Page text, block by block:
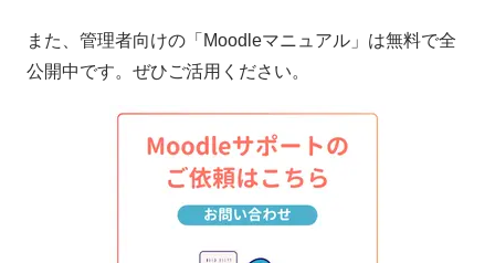
また、管理者向けの「Moodleマニュアル」は無料で全
公開中です。ぜひご活用ください。